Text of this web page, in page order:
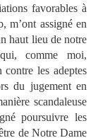
favorables à
m’ont assigné en
haut lieu de notre
comme moi,
contre les adeptes
du jugement en
scandaleuse
poursuivre les
de Notre Dame